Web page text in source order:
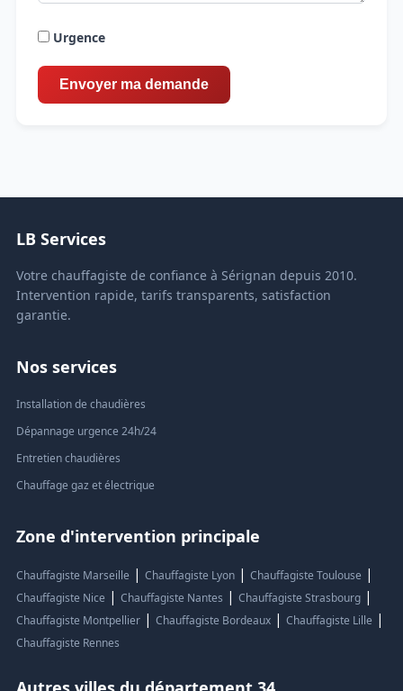
Urgence
LB Services
Votre chauffagiste de confiance à Sérignan depuis 2010.
Intervention rapide, tarifs transparents, satisfaction
garantie.
Nos services
Installation de chaudières
Dépannage urgence 24h/24
Entretien chaudières
Chauffage gaz et électrique
Zone d'intervention principale
Chauffagiste Marseille | Chauffagiste Lyon| Chauffagiste Toulouse |
Chauffagiste Nice | Chauffagiste Nantes | Chauffagiste Strasbourg|
Chauffagiste Montpellier| Chauffagiste Bordeaux| Chauffagiste Lille |
Chauffagiste Rennes